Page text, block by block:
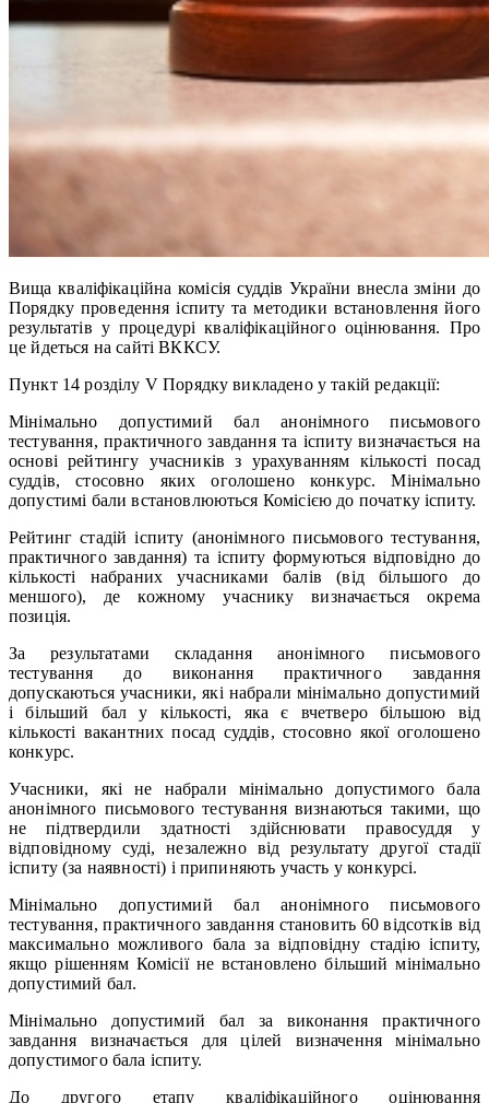
Вища кваліфікаційна комісія суддів України внесла зміни до
Порядку проведення іспиту та методики встановлення його
результатів у процедурі кваліфікаційного оцінювання. Про
це йдеться на сайті ВККСУ.
Пункт 14 розділу V Порядку викладено у такій редакції:
Мінімально допустимий бал анонімного письмового
тестування, практичного завдання та іспиту визначається на
основі рейтингу учасників з урахуванням кількості посад
суддів, стосовно яких оголошено конкурс. Мінімально
допустимі бали встановлюються Комісією до початку іспиту.
Рейтинг стадій іспиту (анонімного письмового тестування,
практичного завдання) та іспиту формуються відповідно до
кількості набраних учасниками балів (від більшого до
меншого), де кожному учаснику визначається окрема
позиція.
За результатами складання анонімного письмового
тестування до виконання практичного завдання
допускаються учасники, які набрали мінімально допустимий
і більший бал у кількості, яка є вчетверо більшою від
кількості вакантних посад суддів, стосовно якої оголошено
конкурс.
Учасники, які не набрали мінімально допустимого бала
анонімного письмового тестування визнаються такими, що
не підтвердили здатності здійснювати правосуддя у
відповідному суді, незалежно від результату другої стадії
іспиту (за наявності) і припиняють участь у конкурсі.
Мінімально допустимий бал анонімного письмового
тестування, практичного завдання становить 60 відсотків від
максимально можливого бала за відповідну стадію іспиту,
якщо рішенням Комісії не встановлено більший мінімально
допустимий бал.
Мінімально допустимий бал за виконання практичного
завдання визначається для цілей визначення мінімально
допустимого бала іспиту.
До другого етапу кваліфікаційного оцінювання